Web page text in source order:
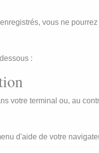
vous ne
:
votre terminal ou, au
d'aide de votre